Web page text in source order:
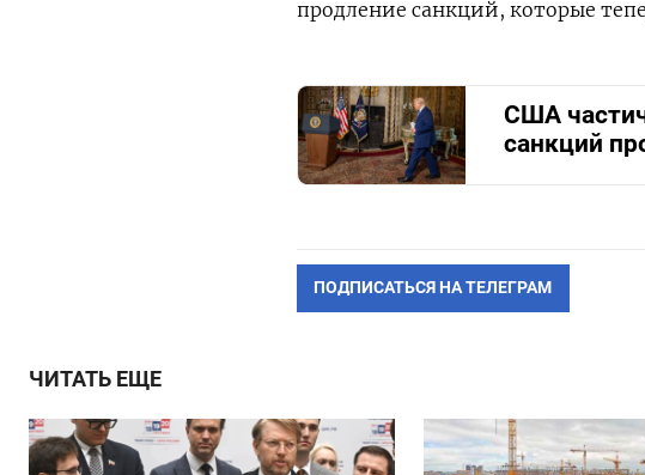
продление санкций, которые
США
санкций
ПОДПИСАТЬСЯ НА ТЕЛЕГРАМ
ЧИТАТЬ ЕЩЕ